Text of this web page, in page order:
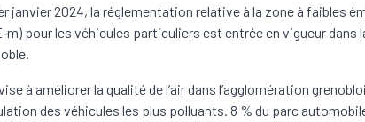
janvier 2024, la réglementation relative à la zone à faibles
pour les véhicules particuliers est entrée en vigueur dans
à améliorer la qualité de l’air dans l’agglomération
des véhicules les plus polluants. 8 % du parc